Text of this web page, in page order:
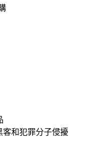
客和犯罪分子侵擾